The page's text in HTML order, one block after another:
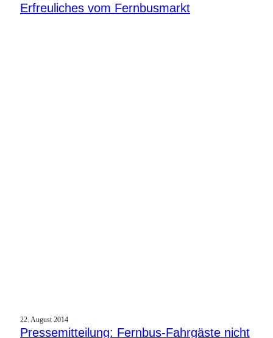
Erfreuliches vom Fernbusmarkt
22. August 2014
Pressemitteilung: Fernbus-Fahrgäste nicht